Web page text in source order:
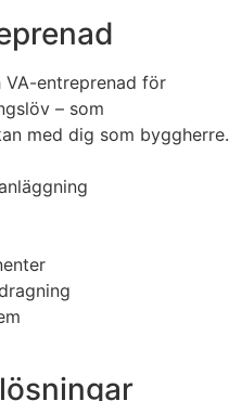
entreprenad för
– som
med dig som byggherre.